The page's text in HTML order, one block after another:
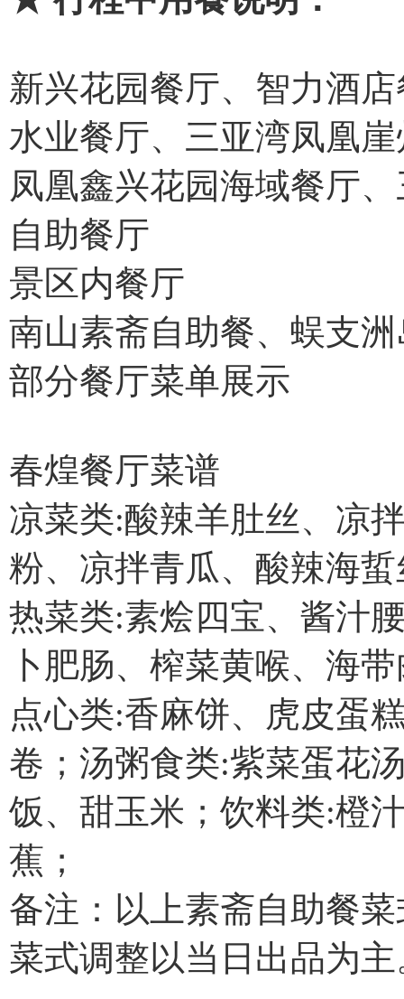
新兴花园餐厅、智力酒
水业餐厅、三亚湾凤凰
凤凰鑫兴花园海域餐厅
自助餐厅
景区内餐厅
南山素斋自助餐、蜈支
部分餐厅菜单展示
春煌餐厅菜谱
凉菜类:酸辣羊肚丝、凉
粉、凉拌青瓜、酸辣海
热菜类:素烩四宝、酱汁
卜肥肠、榨菜黄喉、海
点心类:香麻饼、虎皮蛋
卷；汤粥食类:紫菜蛋花
饭、甜玉米；饮料类:橙
蕉；
备注：以上素斋自助餐
菜式调整以当日出品为主